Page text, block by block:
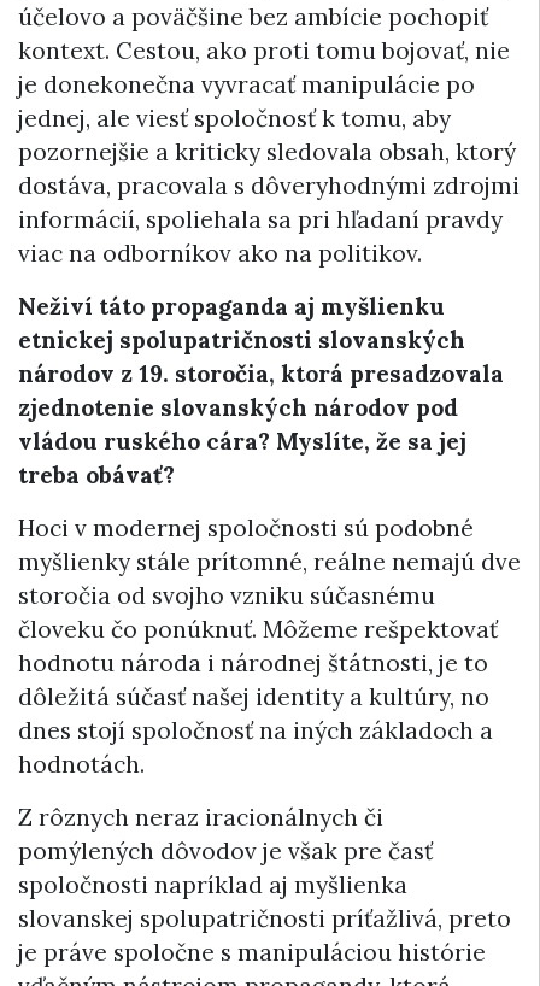
účelovo a poväčšine bez ambície pochopiť
kontext. Cestou, ako proti tomu bojovať, nie
je donekonečna vyvracať manipulácie po
jednej, ale viesť spoločnosť k tomu, aby
pozornejšie a kriticky sledovala obsah, ktorý
dostáva, pracovala s dôveryhodnými zdrojmi
informácií, spoliehala sa pri hľadaní pravdy
viac na odborníkov ako na politikov.
Neživí táto propaganda aj myšlienku
etnickej spolupatričnosti slovanských
národov z 19. storočia, ktorá presadzovala
zjednotenie slovanských národov pod
vládou ruského cára? Myslíte, že sa jej
treba obávať?
Hoci v modernej spoločnosti sú podobné
myšlienky stále prítomné, reálne nemajú dve
storočia od svojho vzniku súčasnému
človeku čo ponúknuť. Môžeme rešpektovať
hodnotu národa i národnej štátnosti, je to
dôležitá súčasť našej identity a kultúry, no
dnes stojí spoločnosť na iných základoch a
hodnotách.
Z rôznych neraz iracionálnych či
pomýlených dôvodov je však pre časť
spoločnosti napríklad aj myšlienka
slovanskej spolupatričnosti príťažlivá, preto
je práve spoločne s manipuláciou histórie